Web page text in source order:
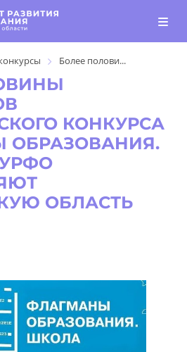
Более полови...
КОНКУРСА
ОБРАЗОВАНИЯ.
ОБЛАСТЬ